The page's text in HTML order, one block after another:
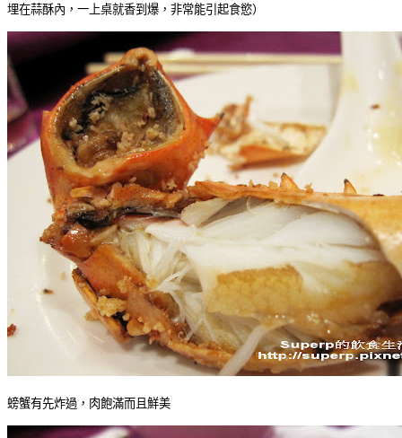
埋在蒜酥內，一上桌就香到爆，非常能引起食慾）
螃蟹有先炸過，肉飽滿而且鮮美